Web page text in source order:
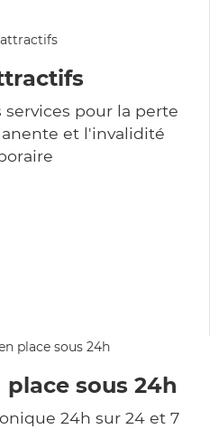
services pour la perte
et l'invalidité
place sous 24h
24h sur 24 et 7